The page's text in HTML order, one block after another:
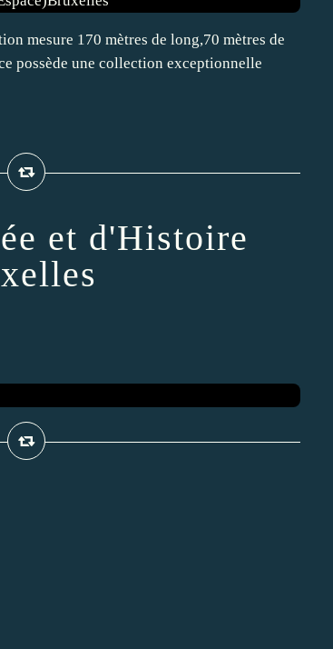
mesure 170 mètres de long,70 mètres de
possède une collection exceptionnelle
et d'Histoire